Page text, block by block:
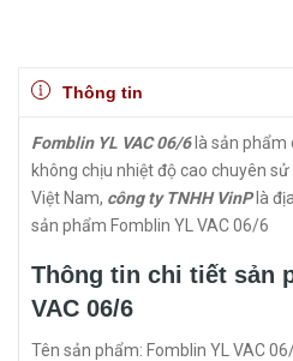
Thông tin
Fomblin YL VAC 06/6là sản phẩm
không chịu nhiệt độ cao chuyên
Việt Nam, công ty TNHH VinPlà
sản phẩm Fomblin YL VAC 06/6
Thông tin chi tiết sản
VAC 06/6
Tên sản phẩm: Fomblin YL VAC